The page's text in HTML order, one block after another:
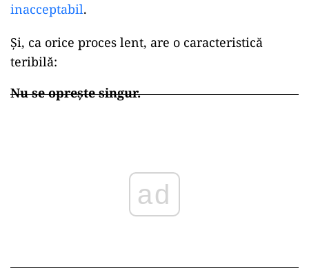
inacceptabil.
Și, ca orice proces lent, are o caracteristică
teribilă:
Nu se oprește singur.
ad